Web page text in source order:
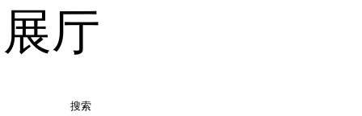
厅
搜索